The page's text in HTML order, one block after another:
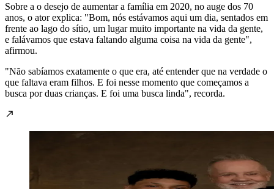
Sobre a o desejo de aumentar a família em 2020, no auge dos 70
anos, o ator explica: "Bom, nós estávamos aqui um dia, sentados em
frente ao lago do sítio, um lugar muito importante na vida da gente,
e falávamos que estava faltando alguma coisa na vida da gente",
afirmou.
"Não sabíamos exatamente o que era, até entender que na verdade o
que faltava eram filhos. E foi nesse momento que começamos a
busca por duas crianças. E foi uma busca linda", recorda.